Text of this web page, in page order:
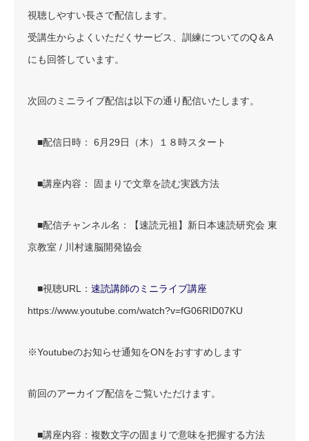
視聴しやすい長さで配信します。
受講生からよくいただくサービス、訓練についてのQ＆A
にも回答しています。
次回のミニライブ配信は以下の通り配信いたします。
■配信日時： 6月29日（木）１８時スタート
■講座内容： 固まりで文章を読む実践方法
■配信チャンネル名：【速読元祖】新日本速読研究会 東
京教室 / 川村速脳開発協会
■視聴URL： 速読講師のミニライブ講座
https://www.youtube.com/watch?v=fG06RID07KU
※Youtubeのお知らせ通知をONをおすすめします
前回のアーカイブ配信をご覧いただけます。
■講座内容：複数文字の固まりで意味を把握する方法